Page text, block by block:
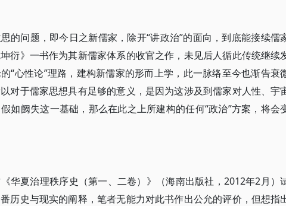
的问题，即今日之新儒家，除开“讲政治”的面向，到底能接续儒
衍》一书作为其新儒家体系的收官之作，未见后人循此传统继续
“心性论”理路，建构新儒家的形而上学，此一脉络至今也渐告衰
对于儒家思想具有足够的意义，是因为这涉及到儒家对人性、宇
如阙失这一基础，那么在此之上所建构的任何“政治”方案，将会
华夏治理秩序史（第一、二卷）》（海南出版社，2012年2月）
历史与现实的阐释，笔者无能力对此书作出公允的评价，但想指